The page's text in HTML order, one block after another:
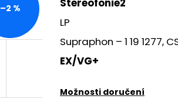
LP
Supraphon ‎– 1 19 1277,
EX/VG+
Možnosti doručení
–2 %PINK FLOYD – THE PIPER AT THE GATES
OF DAWN CD
290 Kč